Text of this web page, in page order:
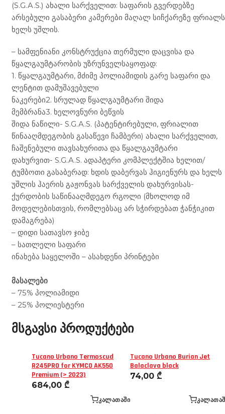
(S.G.A.S.) ახალი სარქველით: საფარის გვერდებზე
არსებული გასაბერი კამერები მაღალ სიჩქარეზე ფრიალს
ხელს უშლის.
– სამფენიანი კონსტრუქცია თერმული დაცვისა და
წყალგაუმტარობის უზრუნველსაყოფად:
1. წყალგაუმტარი, მძიმე პოლიამიდის გარე საფარი და
ლენტით დამუშავებული
ნაკერები2. სრულად წყალგაუმტარი შიდა
მემბრანა3. ხელოვნური ბეწვის
შიდა ნაწილი- S.G.A.S. (პატენტირებული, ფრიალით
წინააღმდეგობის გასაწევი ჩამბერი) ახალი სარქველით,
ჩაშენებული თავსახურითა და წყალგაუმტარი
დახურვით- S.G.A.S. ადაპტერი კომპლექტშია ხელით/
ტუმბოთი გასაბერად: ხდის დაბერვას ჰიგიენურს და ხელს
უშლის ჰაერის გაჟონვას სარქველის დახურვისას-
ქურდობის საწინააღმდეგო რგოლი (მხოლოდ იმ
მოდელებისთვის, რომლებსაც არ სჭირდებათ ჭანჭიკით
დამაგრება)
– დიდი სათავსო ჯიბე
– სათლელი საფარი
ინახება საყელოში – ასახდენი პრინტები
მასალები
– 75% პოლიამიდი
– 25% პოლიესტერი
მსგავსი პროდუქტები
Tucano Urbano Termoscud
R245PRO for KYMCO AK550
Premium (> 2023)
684,00 ₾
ᲙᲐᲚᲐᲗᲐᲨᲘ
Tucano Urbano Burian Jet
Balaclava black
74,00 ₾